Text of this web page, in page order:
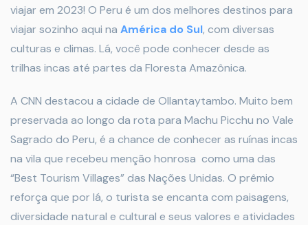
viajar em 2023! O Peru é um dos melhores destinos para
viajar sozinho aqui na América do Sul, com diversas
culturas e climas. Lá, você pode conhecer desde as
trilhas incas até partes da Floresta Amazônica.
A CNN destacou a cidade de Ollantaytambo. Muito bem
preservada ao longo da rota para Machu Picchu no Vale
Sagrado do Peru, é a chance de conhecer as ruínas incas
na vila que recebeu menção honrosa como uma das
“Best Tourism Villages” das Nações Unidas. O prêmio
reforça que por lá, o turista se encanta com paisagens,
diversidade natural e cultural e seus valores e atividades